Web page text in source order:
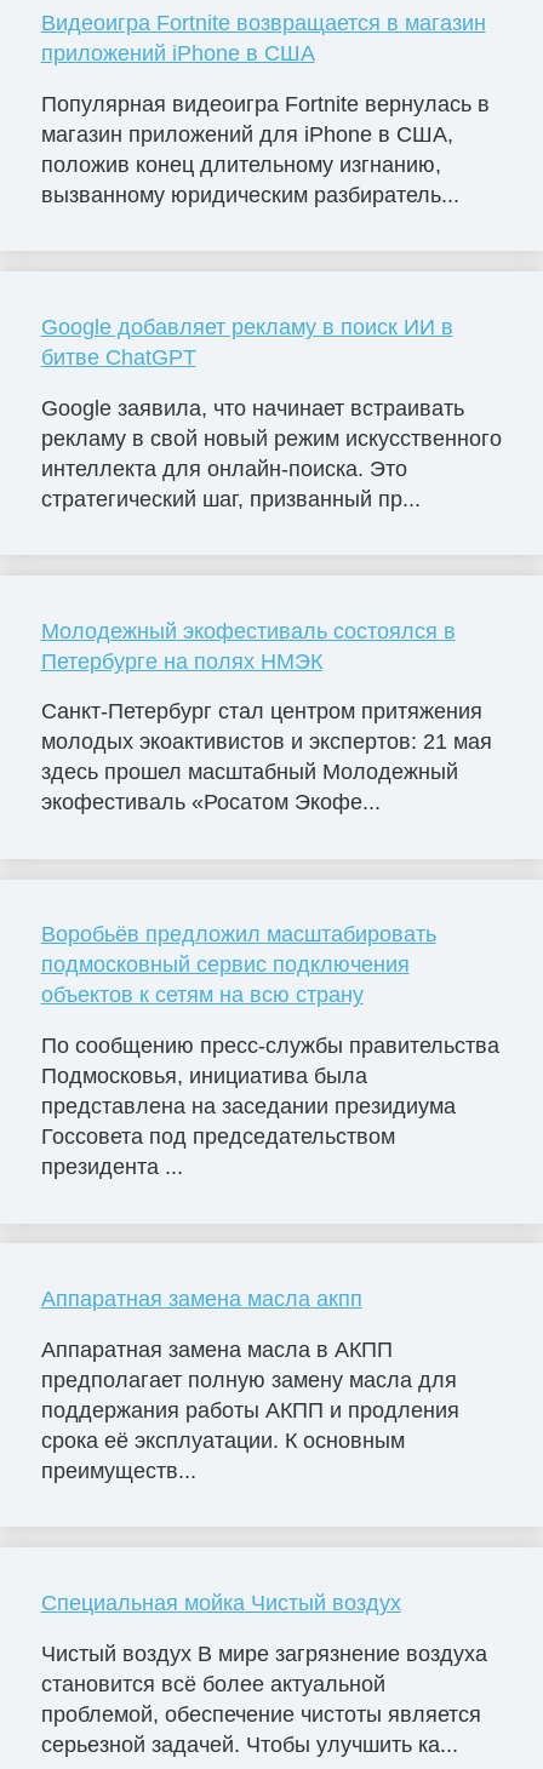
Видеоигра Fortnite возвращается в магазин
приложений iPhone в США
Популярная видеоигра Fortnite вернулась в
магазин приложений для iPhone в США,
положив конец длительному изгнанию,
вызванному юридическим разбиратель...
Google добавляет рекламу в поиск ИИ в
битве ChatGPT
Google заявила, что начинает встраивать
рекламу в свой новый режим искусственного
интеллекта для онлайн-поиска. Это
стратегический шаг, призванный пр...
Молодежный экофестиваль состоялся в
Петербурге на полях НМЭК
Санкт-Петербург стал центром притяжения
молодых экоактивистов и экспертов: 21 мая
здесь прошел масштабный Молодежный
экофестиваль «Росатом Экофе...
Воробьёв предложил масштабировать
подмосковный сервис подключения
объектов к сетям на всю страну
По сообщению пресс-службы правительства
Подмосковья, инициатива была
представлена на заседании президиума
Госсовета под председательством
президента ...
Аппаратная замена масла акпп
Аппаратная замена масла в АКПП
предполагает полную замену масла для
поддержания работы АКПП и продления
срока её эксплуатации. К основным
преимуществ...
Специальная мойка Чистый воздух
Чистый воздух В мире загрязнение воздуха
становится всё более актуальной
проблемой, обеспечение чистоты является
серьезной задачей. Чтобы улучшить ка...